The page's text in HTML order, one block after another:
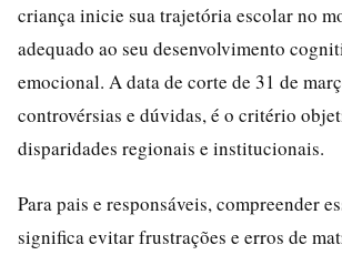
criança inicie sua trajetória escolar no
adequado ao seu desenvolvimento
emocional. A data de corte de 31 de
controvérsias e dúvidas, é o critério
disparidades regionais e institucionais.
Para pais e responsáveis, compreender
significa evitar frustrações e erros de